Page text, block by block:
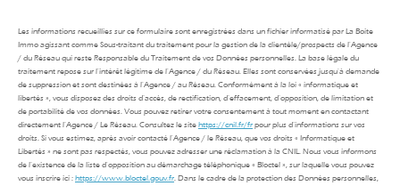
Les informations recueillies sur ce formulaire sont enregistrées dans un fichier informatisé par La Boite
Immo agissant comme Sous-traitant du traitement pour la gestion de la clientèle/prospects de l'Agence
/ du Réseau qui reste Responsable du Traitement de vos Données personnelles. La base légale du
traitement repose sur l'intérêt légitime de l'Agence / du Réseau. Elles sont conservées jusqu'à demande
de suppression et sont destinées à l'Agence / au Réseau. Conformément à la loi « informatique et
libertés », vous disposez des droits d’accès, de rectification, d’effacement, d’opposition, de limitation et
de portabilité de vos données. Vous pouvez retirer votre consentement à tout moment en contactant
directement l’Agence / Le Réseau. Consultez le site https://cnil.fr/fr pour plus d’informations sur vos
droits. Si vous estimez, après avoir contacté l'Agence / le Réseau, que vos droits « Informatique et
Libertés » ne sont pas respectés, vous pouvez adresser une réclamation à la CNIL. Nous vous informons
de l’existence de la liste d'opposition au démarchage téléphonique « Bloctel », sur laquelle vous pouvez
vous inscrire ici : https://www.bloctel.gouv.fr. Dans le cadre de la protection des Données personnelles,